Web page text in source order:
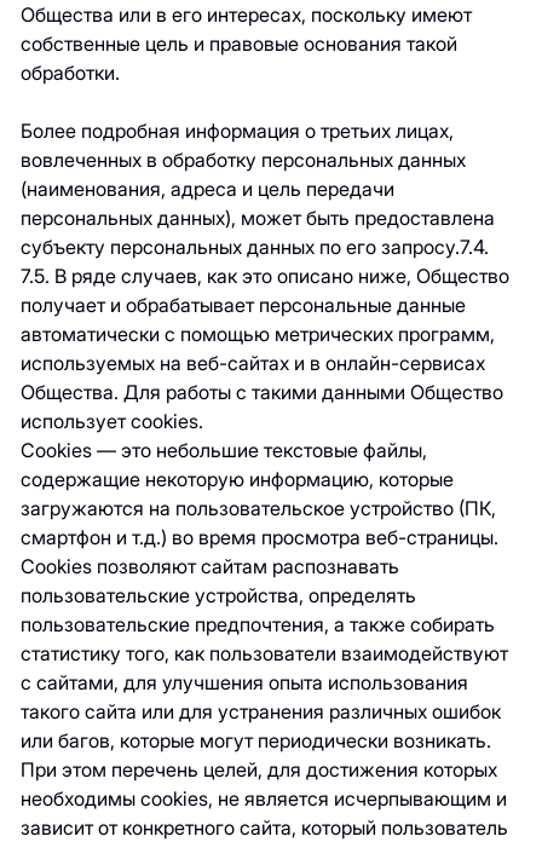
Общества или в его интересах, поскольку имеют
собственные цель и правовые основания такой
обработки.
Более подробная информация о третьих лицах,
вовлеченных в обработку персональных данных
(наименования, адреса и цель передачи
персональных данных), может быть предоставлена
субъекту персональных данных по его запросу.7.4.
7.5. В ряде случаев, как это описано ниже, Общество
получает и обрабатывает персональные данные
автоматически с помощью метрических программ,
используемых на веб-сайтах и в онлайн-сервисах
Общества. Для работы с такими данными Общество
использует cookies.
Cookies — это небольшие текстовые файлы,
содержащие некоторую информацию, которые
загружаются на пользовательское устройство (ПК,
смартфон и т.д.) во время просмотра веб-страницы.
Cookies позволяют сайтам распознавать
пользовательские устройства, определять
пользовательские предпочтения, а также собирать
статистику того, как пользователи взаимодействуют
с сайтами, для улучшения опыта использования
такого сайта или для устранения различных ошибок
или багов, которые могут периодически возникать.
При этом перечень целей, для достижения которых
необходимы cookies, не является исчерпывающим и
зависит от конкретного сайта, который пользователь